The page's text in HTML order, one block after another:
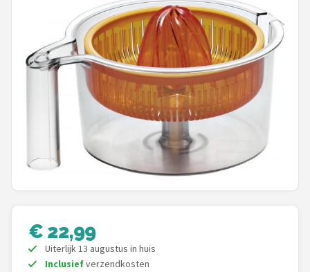
Keukenmachines
Staafmixers
Juicers
POPULAIRE MERKEN
KitchenAid
€ 22,99
Uiterlijk 13 augustus in huis
Inclusiefverzendkosten